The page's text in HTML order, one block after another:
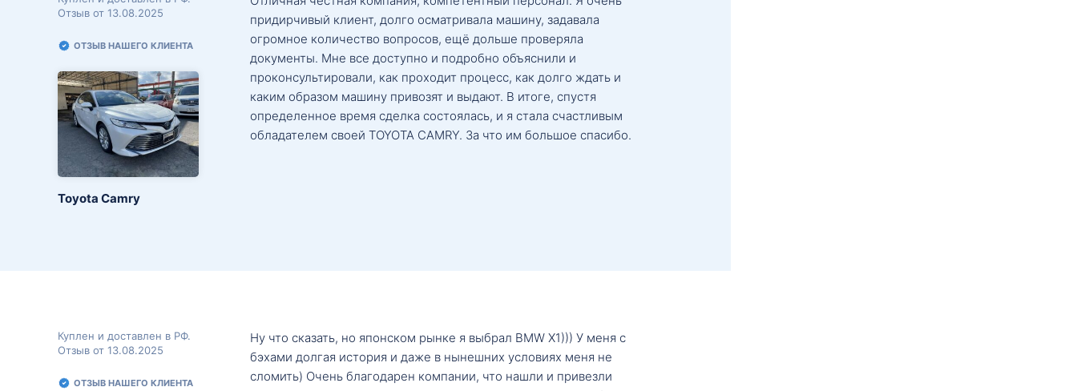
Отзыв от 13.08.2025
ОТЗЫВ НАШЕГО КЛИЕНТА
Toyota Camry
придирчивый клиент, долго осматривала машину, задавала
огромное количество вопросов, ещё дольше проверяла
документы. Мне все доступно и подробно объяснили и
проконсультировали, как проходит процесс, как долго ждать и
каким образом машину привозят и выдают. В итоге, спустя
определенное время сделка состоялась, и я стала счастливым
обладателем своей TOYOTA CAMRY. За что им большое спасибо.
Куплен и доставлен в РФ.
Отзыв от 13.08.2025
ОТЗЫВ НАШЕГО КЛИЕНТА
Ну что сказать, но японском рынке я выбрал BMW X1))) У меня с
бэхами долгая история и даже в нынешних условиях меня не
сломить) Очень благодарен компании, что нашли и привезли